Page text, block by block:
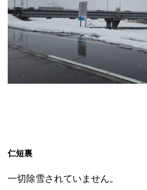
仁短裏
一切除雪されていません。